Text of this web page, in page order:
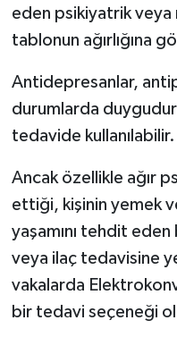
eden psikiyatrik veya
tablonun ağırlığına
Antidepresanlar,
durumlarda
tedavide kullanılabilir.
Ancak özellikle ağır
ettiği, kişinin yemek
yaşamını tehdit eden
veya ilaç tedavisine
vakalarda
bir tedavi seçeneği